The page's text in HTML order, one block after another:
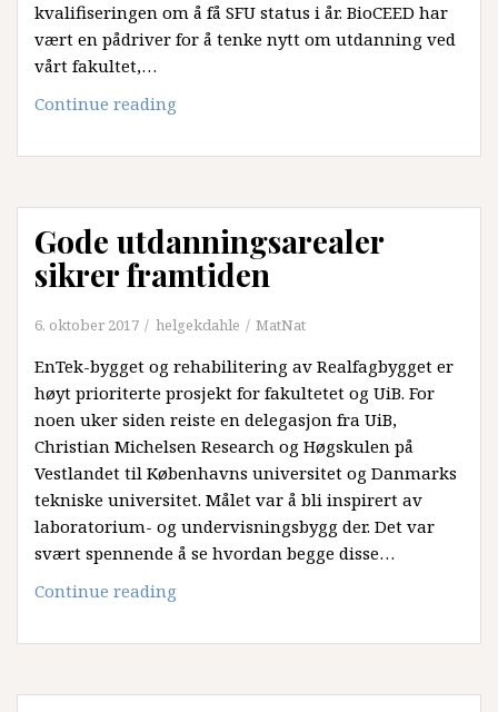
kvalifiseringen om å få SFU status i år. BioCEED har
vært en pådriver for å tenke nytt om utdanning ved
vårt fakultet,…
Continue reading
vi
kandidater
samfunnet
etterspør
Gode utdanningsarealer
sikrer framtiden
6. oktober 2017 helgekdahle MatNat
EnTek-bygget og rehabilitering av Realfagbygget er
høyt prioriterte prosjekt for fakultetet og UiB. For
noen uker siden reiste en delegasjon fra UiB,
Christian Michelsen Research og Høgskulen på
Vestlandet til Københavns universitet og Danmarks
tekniske universitet. Målet var å bli inspirert av
laboratorium- og undervisningsbygg der. Det var
svært spennende å se hvordan begge disse…
Continue reading
sikrer